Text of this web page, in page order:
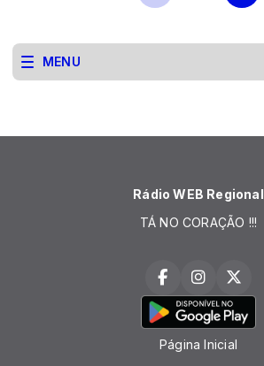
MENU
Rádio WEB Regional
TÁ NO CORAÇÃO !!!
Página Inicial